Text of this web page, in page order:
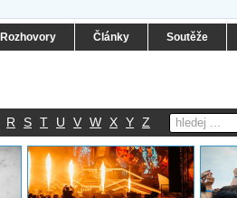
Rozhovory Články Soutěže
R S T U V W X Y Z